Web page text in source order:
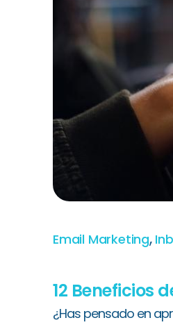
Email Marketing,
12 Beneficios
¿Has pensado en